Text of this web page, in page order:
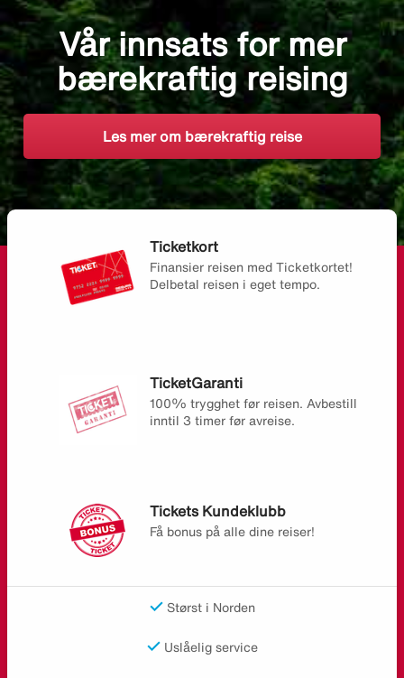
Vår innsats for mer
bærekraftig reising
Les mer om bærekraftig reise
Ticketkort
Finansier reisen med Ticketkortet!
Delbetal reisen i eget tempo.
TicketGaranti
100% trygghet før reisen. Avbestill
inntil 3 timer før avreise.
Tickets Kundeklubb
Få bonus på alle dine reiser!
Størst i Norden
Uslåelig service